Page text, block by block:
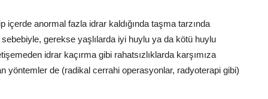
içerde anormal fazla idrar kaldığında taşma tarzında
gerekse yaşlılarda iyi huylu ya da kötü huylu
idrar kaçırma gibi rahatsızlıklarda karşımıza
yöntemler de (radikal cerrahi operasyonlar, radyoterapi gibi)